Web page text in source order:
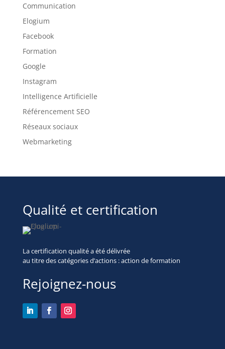
Communication
Elogium
Facebook
Formation
Google
Instagram
Intelligence Artificielle
Référencement SEO
Réseaux sociaux
Webmarketing
Qualité et certification
La certification qualité a été délivrée
au titre descatégories d’actions : action de formation
Rejoignez-nous